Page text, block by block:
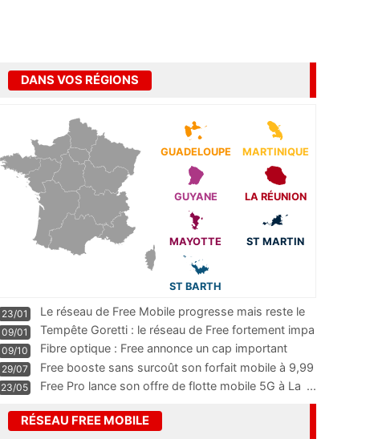
DANS VOS RÉGIONS
GUADELOUPE MARTINIQUE
GUYANE LA RÉUNION
MAYOTTE ST MARTIN
ST BARTH
23/01
Le réseau de Free Mobile progresse mais reste le
m
...
09/01
Tempête Goretti : le réseau de Free fortement impa
09/10
Fibre optique : Free annonce un cap important
pass
...
29/07
Free booste sans surcoût son forfait mobile à 9,99
23/05 Free Pro lance son offre de flotte mobile 5G à La ...
RÉSEAU FREE MOBILE